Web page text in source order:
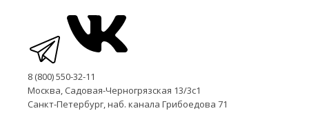
8 (800) 550-32-11
Москва, Садовая-Черногрязская 13/3с1
Санкт-Петербург, наб. канала Грибоедова 71